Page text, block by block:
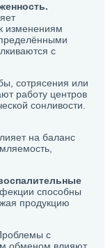
изменениям
с
сотрясения или
работу центров
сонливости.
на баланс
способны
продукцию
с